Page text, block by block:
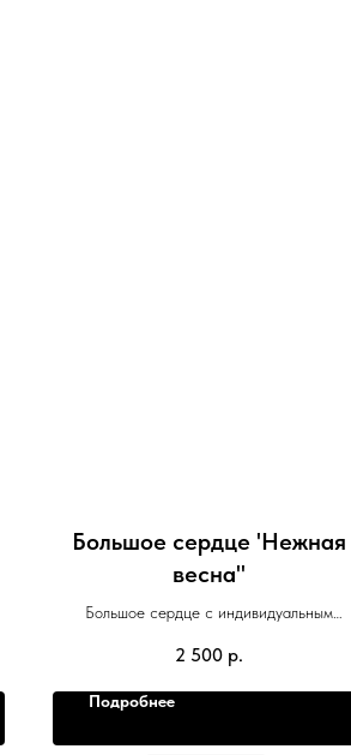
Большое сердце 'Нежная
весна"
Большое сердце с индивидуальным
2 500 р.
Подробнее